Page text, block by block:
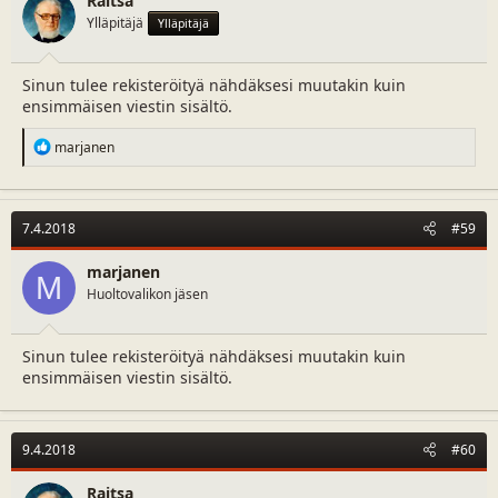
Ylläpitäjä Ylläpitäjä
Sinun tulee rekisteröityä nähdäksesi muutakin kuin
ensimmäisen viestin sisältö.
R
e
c
t
i
o
n
s
marjanen
7.4.2018 #59
M marjanen
Huoltovalikon jäsen
Sinun tulee rekisteröityä nähdäksesi muutakin kuin
ensimmäisen viestin sisältö.
9.4.2018 #60
Raitsa